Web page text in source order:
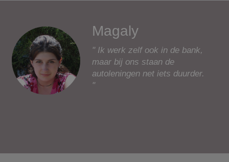
Magaly
" Ik werk zelf ook in de bank,
maar bij ons staan de
autoleningen net iets duurder.
"